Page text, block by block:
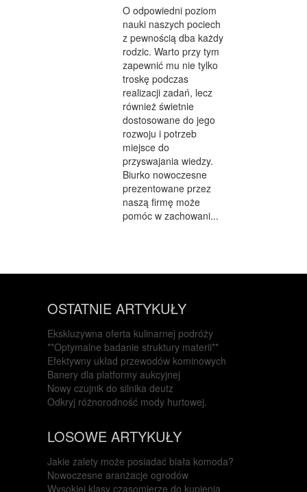
O odpowiedni poziom
nauki naszych pociech
z pewnością dba każdy
rodzic. Warto przy tym
zapewnić mu nie tylko
troskę podczas
realizacji zadań, lecz
również świetnie
dostosowane do jego
rozwoju i potrzeb
miejsce do
przyswajania wiedzy.
Biurko nowoczesne
prezentowane przez
naszą firmę może
pomóc w zachowani...
OSTATNIE ARTYKUŁY
Ekskluzywna oferta kulinarnej podróży
**Optymalne badanie struktury materii**
Efektywny układ przewodów kominowych
Banery dla platformy aukcyjnej
Nowy czujnik do silnika deutz
Odkryj różnorodność mody hurtowej.
LOSOWE ARTYKUŁY
Jakie zalety może posiadać biała komoda?
Nowoczesne aranżacje ogrodów
Wysokiej klasy czasomierze do kupienia